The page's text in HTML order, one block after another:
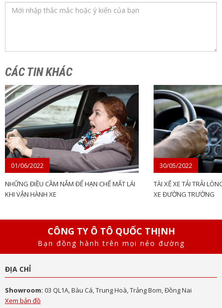
CÁC TIN KHÁC
01/06/2022
NHỮNG ĐIỀU CẦM NẮM ĐỂ HẠN CHẾ MẤT LÁI
KHI VẬN HÀNH XE
30/05/2022
TÀI XẾ XE TẢI TRẢI
XE ĐƯỜNG TRƯỜNG
CÔNG TY Ô TÔ QUỐC THỊNH
Bạn đồng hành trên mọi nẻo đường
ĐỊA CHỈ
Showroom: 03 QL1A, Bàu Cá, Trung Hoà, Trảng Bom, Đồng Nai
Xem bản đồ